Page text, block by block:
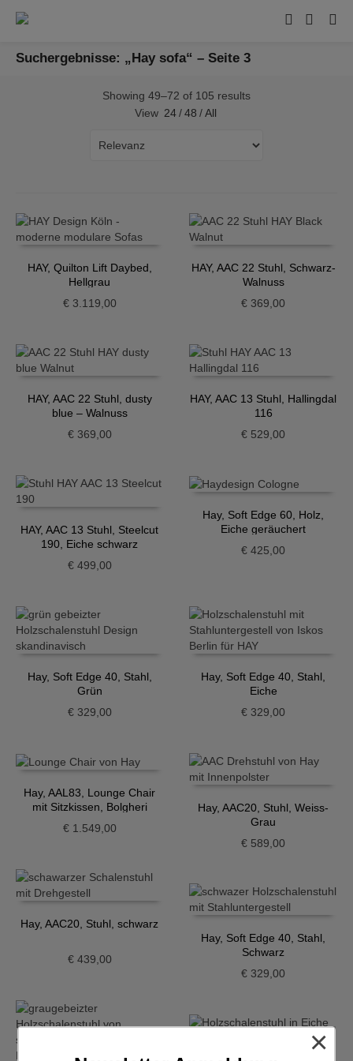
Suchergebnisse: „Hay sofa“ – Seite 3
Showing 49–72 of 105 results
View 24 / 48 / All
HAY, Quilton Lift Daybed,
Hellgrau
€3.119,00
HAY, AAC 22 Stuhl, Schwarz-
Walnuss
€ 369,00
HAY, AAC 22 Stuhl, dusty
blue – Walnuss
€369,00
HAY, AAC 13 Stuhl, Hallingdal
116
€ 529,00
HAY, AAC 13 Stuhl, Steelcut
190, Eiche schwarz
€499,00
Hay, Soft Edge 60, Holz,
Eiche geräuchert
€ 425,00
Hay, Soft Edge 40, Stahl,
Grün
€329,00
Hay, Soft Edge 40, Stahl,
Eiche
€ 329,00
Hay, AAL83, Lounge Chair
mit Sitzkissen, Bolgheri
€1.549,00
Hay, AAC20, Stuhl, Weiss-
Grau
€ 589,00
Hay, AAC20, Stuhl, schwarz
€439,00
Hay, Soft Edge 40, Stahl,
Schwarz
€ 329,00
×